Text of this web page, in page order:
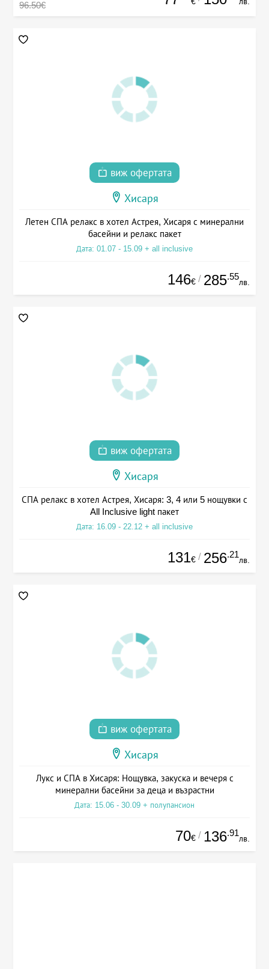
96.50€
виж офертата
Хисаря
Летен СПА релакс в хотел Астрея, Хисаря с минерални
басейни и релакс пакет
Дата: 01.07 - 15.09 + all inclusive
146€ / 285.55
лв.
виж офертата
Хисаря
СПА релакс в хотел Астрея, Хисаря: 3, 4 или 5 нощувки с
All Inclusive light пакет
Дата: 16.09 - 22.12 + all inclusive
131€ / 256.21
лв.
виж офертата
Хисаря
Лукс и СПА в Хисаря: Нощувка, закуска и вечеря с
минерални басейни за деца и възрастни
Дата: 15.06 - 30.09 + полупансион
70€ / 136.91
лв.